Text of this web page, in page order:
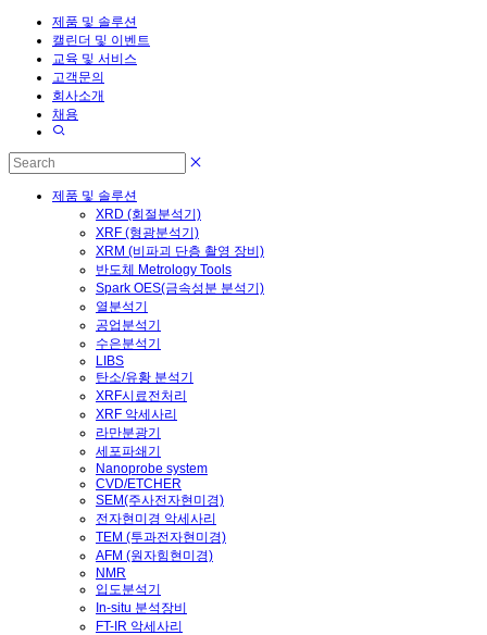
제품 및 솔루션
캘린더 및 이벤트
교육 및 서비스
고객문의
회사소개
채용
제품 및 솔루션
XRD (회절분석기)
XRF (형광분석기)
XRM (비파괴 단층 촬영 장비)
반도체 Metrology Tools
Spark OES(금속성분 분석기)
열분석기
공업분석기
수은분석기
LIBS
탄소/유황 분석기
XRF시료전처리
XRF 악세사리
라만분광기
세포파쇄기
Nanoprobe system
CVD/ETCHER
SEM(주사전자현미경)
전자현미경 악세사리
TEM (투과전자현미경)
AFM (원자힘현미경)
NMR
입도분석기
In-situ 분석장비
FT-IR 악세사리